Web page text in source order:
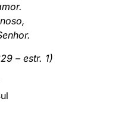
– estr. 1)